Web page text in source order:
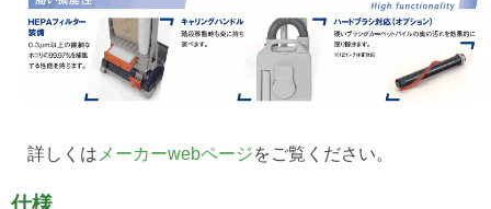
詳しくはメーカーwebページをご覧ください。